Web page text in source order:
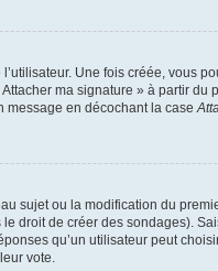
Une fois créée, vous
ma signature » à partir du
message en décochant la case
sujet ou la modification du
droit de créer des sondages).
qu’un utilisateur peut
vote.